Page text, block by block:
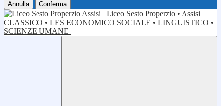
Annulla Conferma
Liceo Sesto Properzio • Assisi
CLASSICO • LES ECONOMICO SOCIALE • LINGUISTICO •
SCIENZE UMANE